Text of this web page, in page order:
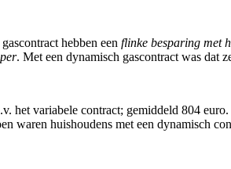
hebben een flinke besparing met
. Met een dynamisch gascontract was dat
het variabele contract; gemiddeld 804
waren huishoudens met een dynamisch